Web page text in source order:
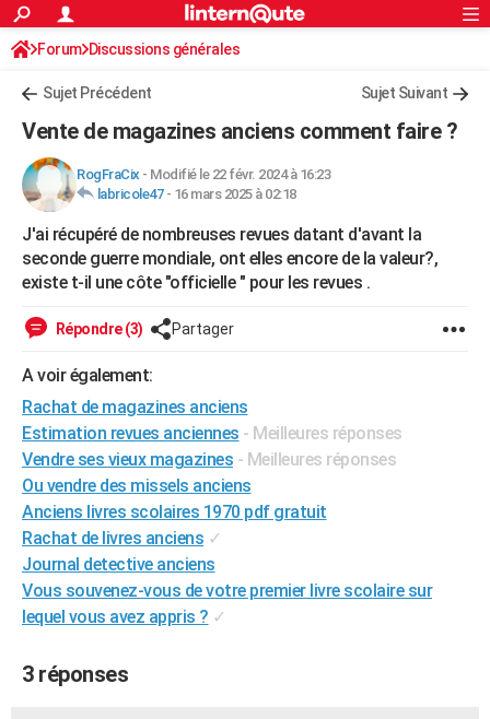
ACTUALITÉS
Politique
Société
Faits Divers
Education
Monde
Villes
+
FINANCE
Retraite
Impôts
Epargne
Immobilier
Risques naturels par ville
Banque
Assurance
Crédit
AUTO
Essais
Réserver un essai
Citadines
Berlines
SUV
Forum auto
+HIGH-TECH
Mobiles
Meilleur smartphone
Internet
Ordinateurs
Jeux vidéo
Guide high-tech
+BRICOLAGE
Forum
Aménagement intérieur
Extérieur
Cuisine
Salle de bains
Jardinage
Rangement
WEEK-END
Guides de France
Escapades
Patrimoine
Expositions
Musées
Week-end nature
+LIFESTYLE
SANTE
Alimentation
Guide de la santé
Maladies
Médicaments
Sommeil
VOYAGE
Destinations
City break
Voyage nature
Voyage de noces
Forum
Climat
+PHOTO
GUIDES D'ACHAT
BONS PLANS
Carte de Noël
Carte Bonne année
Carte Saint-Valentin
Carte Pâques
Carte d'anniversaire
S'inscrire
Connexion
Forum Discussions générales
Sujet Précédent Sujet Suivant
Vente de magazines anciens comment faire ?
RogFraCix - Modifié le 22 févr. 2024 à 16:23
labricole47- 16 mars 2025 à 02:18
J'ai récupéré de nombreuses revues datant d'avant la
seconde guerre mondiale, ont elles encore de la valeur?,
existe t-il une côte "officielle " pour les revues .
Répondre (3) Partager
A voir également:
Rachat de magazines anciens
Estimation revues anciennes - Meilleures réponses
Vendre ses vieux magazines - Meilleures réponses
Ou vendre des missels anciens
Anciens livres scolaires 1970 pdf gratuit
Rachat de livres anciens ✓
Journal detective anciens
Vous souvenez-vous de votre premier livre scolaire sur
lequel vous avez appris ? ✓
3 réponses